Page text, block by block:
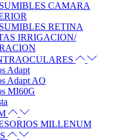
CAMARA
RETINA
IRRIGACION/
Adapt
Adapt AO
MI60G
MILLENUM